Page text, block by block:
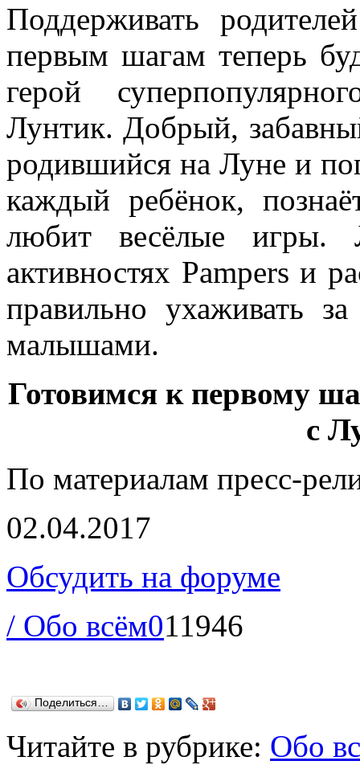
Поддерживать
первым шагам теперь
герой
Лунтик. Добрый,
родившийся на Луне и
каждый ребёнок,
любит весёлые игры.
активностях Pampers и
правильно ухаживать
малышами.
Готовимся к первому
с
По материалам пресс-
02.04.2017
Обсудить на форуме
/ Обо всём011946
Поделиться…
Читайте в рубрике: Обо